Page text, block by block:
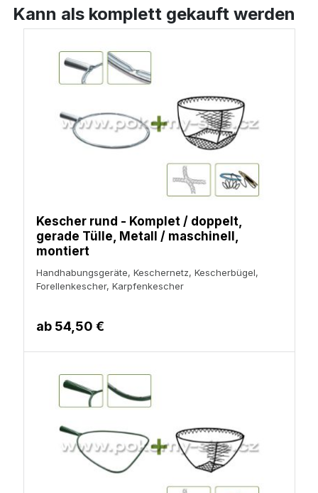
Kann als komplett gekauft werden
Kescher rund - Komplet / doppelt,
gerade Tülle, Metall / maschinell,
montiert
Handhabungsgeräte, Keschernetz, Kescherbügel,
Forellenkescher, Karpfenkescher
ab 54,50 €